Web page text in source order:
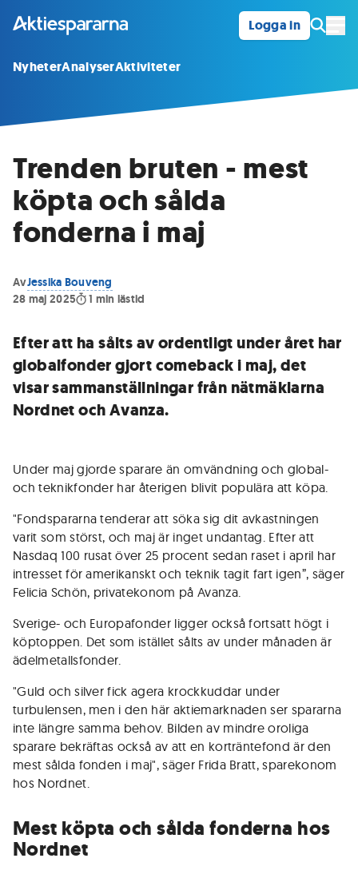
Logga in
NyheterAnalyserAktiviteter
Trenden bruten - mest
köpta och sålda
fonderna i maj
AvJessika Bouveng
28 maj 2025
1 min lästid
Efter att ha sålts av ordentligt under året har
globalfonder gjort comeback i maj, det
visar sammanställningar från nätmäklarna
Nordnet och Avanza.
Under maj gjorde sparare än omvändning och global-
och teknikfonder har återigen blivit populära att köpa.
"Fondspararna tenderar att söka sig dit avkastningen
varit som störst, och maj är inget undantag. Efter att
Nasdaq 100 rusat över 25 procent sedan raset i april har
intresset för amerikanskt och teknik tagit fart igen”, säger
Felicia Schön, privatekonom på Avanza.
Sverige- och Europafonder ligger också fortsatt högt i
köptoppen. Det som istället sålts av under månaden är
ädelmetallsfonder.
"Guld och silver fick agera krockkuddar under
turbulensen, men i den här aktiemarknaden ser spararna
inte längre samma behov. Bilden av mindre oroliga
sparare bekräftas också av att en korträntefond är den
mest sålda fonden i maj", säger Frida Bratt, sparekonom
hos Nordnet.
Mest köpta och sålda fonderna hos
Nordnet